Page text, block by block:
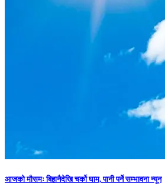
आजको मौसमः बिहानैदेखि चर्को घाम, पानी पर्ने सम्भावना न्यून